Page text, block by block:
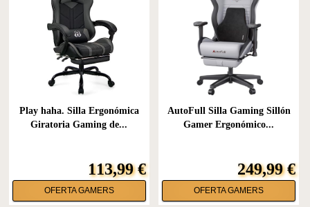
Play haha. Silla Ergonómica
Giratoria Gaming de...
113,99 €
OFERTA GAMERS
AutoFull Silla Gaming Sillón
Gamer Ergonómico...
249,99 €
OFERTA GAMERS